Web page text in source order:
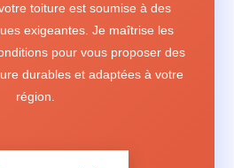
toiture est soumise à des
exigeantes. Je maîtrise les
pour vous proposer des
durables et adaptées à votre
région.